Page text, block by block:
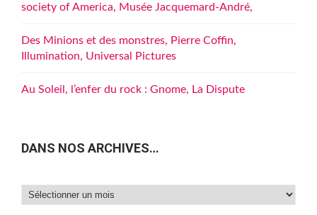
society of America, Musée Jacquemard-André,
Des Minions et des monstres, Pierre Coffin,
Illumination, Universal Pictures
Au Soleil, l’enfer du rock : Gnome, La Dispute
DANS NOS ARCHIVES…
Dans